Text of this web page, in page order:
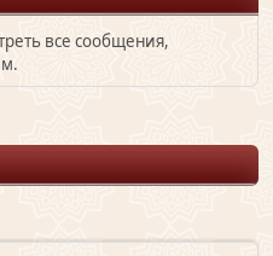
все сообщения,